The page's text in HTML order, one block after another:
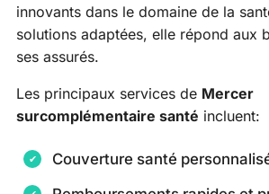
innovants dans le domaine de la
solutions adaptées, elle répond aux
ses assurés.
Les principaux services de Mercer
surcomplémentaire santé incluent:
Couverture santé